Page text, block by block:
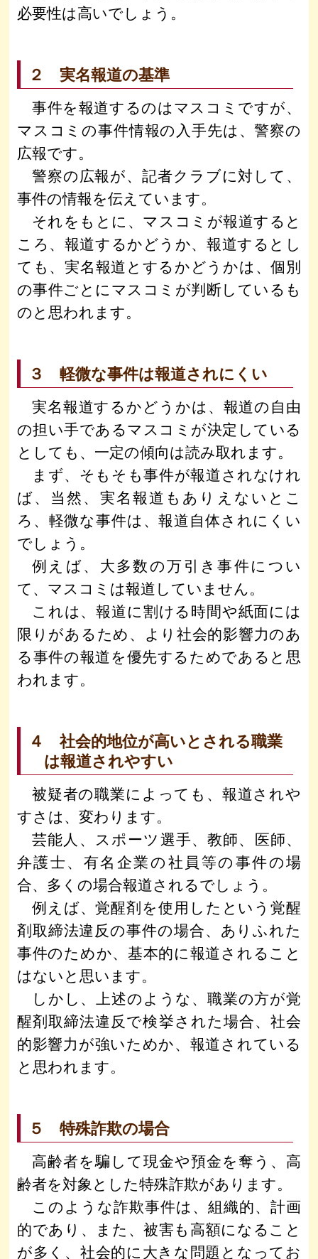
必要性は高いでしょう。
２ 実名報道の基準
事件を報道するのはマスコミですが、
マスコミの事件情報の入手先は、警察の
広報です。
警察の広報が、記者クラブに対して、
事件の情報を伝えています。
それをもとに、マスコミが報道すると
ころ、報道するかどうか、報道するとし
ても、実名報道とするかどうかは、個別
の事件ごとにマスコミが判断しているも
のと思われます。
３ 軽微な事件は報道されにくい
実名報道するかどうかは、報道の自由
の担い手であるマスコミが決定している
としても、一定の傾向は読み取れます。
まず、そもそも事件が報道されなけれ
ば、当然、実名報道もありえないとこ
ろ、軽微な事件は、報道自体されにくい
でしょう。
例えば、大多数の万引き事件につい
て、マスコミは報道していません。
これは、報道に割ける時間や紙面には
限りがあるため、より社会的影響力のあ
る事件の報道を優先するためであると思
われます。
４ 社会的地位が高いとされる職業
は報道されやすい
被疑者の職業によっても、報道されや
すさは、変わります。
芸能人、スポーツ選手、教師、医師、
弁護士、有名企業の社員等の事件の場
合、多くの場合報道されるでしょう。
例えば、覚醒剤を使用したという覚醒
剤取締法違反の事件の場合、ありふれた
事件のためか、基本的に報道されること
はないと思います。
しかし、上述のような、職業の方が覚
醒剤取締法違反で検挙された場合、社会
的影響力が強いためか、報道されている
と思われます。
５ 特殊詐欺の場合
高齢者を騙して現金や預金を奪う、高
齢者を対象とした特殊詐欺があります。
このような詐欺事件は、組織的、計画
的であり、また、被害も高額になること
が多く、社会的に大きな問題となってお